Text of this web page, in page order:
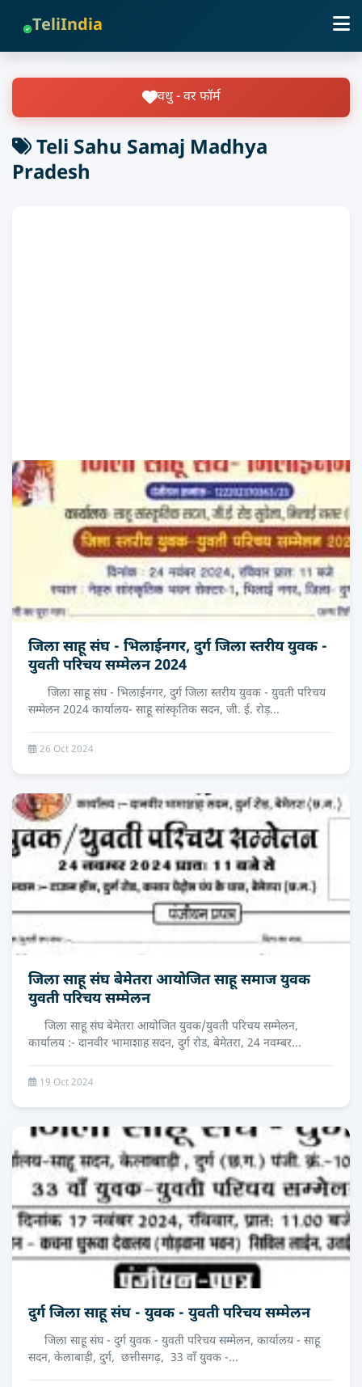
TeliIndia
वधु - वर फॉर्म
Teli Sahu Samaj Madhya
Pradesh
जिला साहू संघ - भिलाईनगर, दुर्ग जिला स्तरीय युवक -
युवती परिचय सम्मेलन 2024
जिला साहू संघ - भिलाईनगर, दुर्ग जिला स्तरीय युवक - युवती परिचय
सम्मेलन 2024 कार्यालय- साहू सांस्कृतिक सदन, जी. ई. रोड़...
26 Oct 2024
जिला साहू संघ बेमेतरा आयोजित साहू समाज युवक
युवती परिचय सम्मेलन
जिला साहू संघ बेमेतरा आयोजित युवक/युवती परिचय सम्मेलन,
कार्यालय :- दानवीर भामाशाह सदन, दुर्ग रोड, बेमेतरा, 24 नवम्बर...
19 Oct 2024
दुर्ग जिला साहू संघ - युवक - युवती परिचय सम्मेलन
जिला साहू संघ - दुर्ग युवक - युवती परिचय सम्मेलन, कार्यालय - साहू
सदन, केलाबाड़ी, दुर्ग, छत्तीसगढ़, 33 वाँ युवक -...